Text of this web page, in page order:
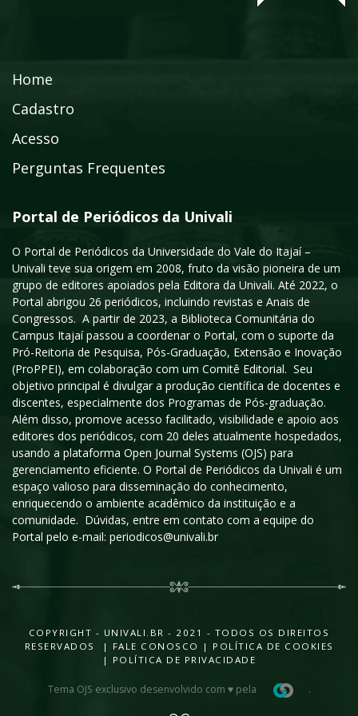
Home
Cadastro
Acesso
Perguntas Frequentes
Portal de Periódicos da Univali
O Portal de Periódicos da Universidade do Vale do Itajaí –
Univali teve sua origem em 2008, fruto da visão pioneira de um
grupo de editores apoiados pela Editora da Univali. Até 2022, o
Portal abrigou 26 periódicos, incluindo revistas e Anais de
Congressos. A partir de 2023, a Biblioteca Comunitária do
Campus Itajaí passou a coordenar o Portal, com o suporte da
Pró-Reitoria de Pesquisa, Pós-Graduação, Extensão e Inovação
(ProPPEI), em colaboração com um Comitê Editorial. Seu
objetivo principal é divulgar a produção científica de docentes e
discentes, especialmente dos Programas de Pós-graduação.
Além disso, promove acesso facilitado, visibilidade e apoio aos
editores dos periódicos, com 20 deles atualmente hospedados,
usando a plataforma Open Journal Systems (OJS) para
gerenciamento eficiente. O Portal de Periódicos da Univali é um
espaço valioso para disseminação do conhecimento,
enriquecendo o ambiente acadêmico da instituição e a
comunidade. Dúvidas, entre em contato com a equipe do
Portal pelo e-mail: periodicos@univali.br
COPYRIGHT - UNIVALI.BR - 2021 - TODOS OS DIREITOS
RESERVADOS |
FALE CONOSCO | POLÍTICA DE COOKIES
| POLÍTICA DE PRIVACIDADE
Tema OJS exclusivo desenvolvido com ♥ pela .